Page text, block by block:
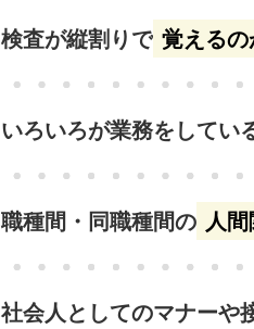
検査が縦割りで 覚えるの
いろいろが業務をしてい
職種間・同職種間の 人
社会人としてのマナーや